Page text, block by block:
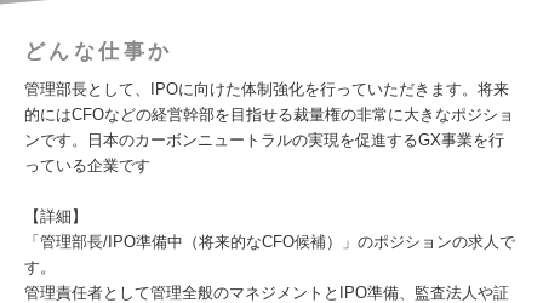
どんな仕事か
管理部長として、IPOに向けた体制強化を行っていただきます。将来
的にはCFOなどの経営幹部を目指せる裁量権の非常に大きなポジショ
ンです。日本のカーボンニュートラルの実現を促進するGX事業を行
っている企業です
【詳細】
「管理部長/IPO準備中（将来的なCFO候補）」のポジションの求人で
す。
管理責任者として管理全般のマネジメントとIPO準備、監査法人や証